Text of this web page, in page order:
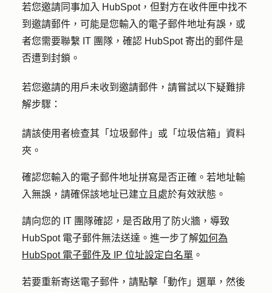
若您邀請同事加入 HubSpot，但對方在收件匣中找不
到邀請郵件，可能是您輸入的電子郵件地址有誤，或
者您需要聯繫 IT 團隊，確認 HubSpot 寄出的郵件是
否遭到封鎖。
若您邀請的用戶未收到邀請郵件，請嘗試以下疑難排
解步驟：
請該使用者檢查其「垃圾郵件」或「垃圾信箱」資料
夾。
確認您輸入的電子郵件地址拼寫是否正確。若地址輸
入無誤，請確保該地址已建立且處於有效狀態。
請向您的 IT 團隊確認，是否啟用了防火牆，導致
HubSpot 電子郵件無法送達。進一步了解如何為
HubSpot 電子郵件及 IP 位址設定白名單 。
若要重新寄送電子郵件，請點擊「 動作 」選單，然後